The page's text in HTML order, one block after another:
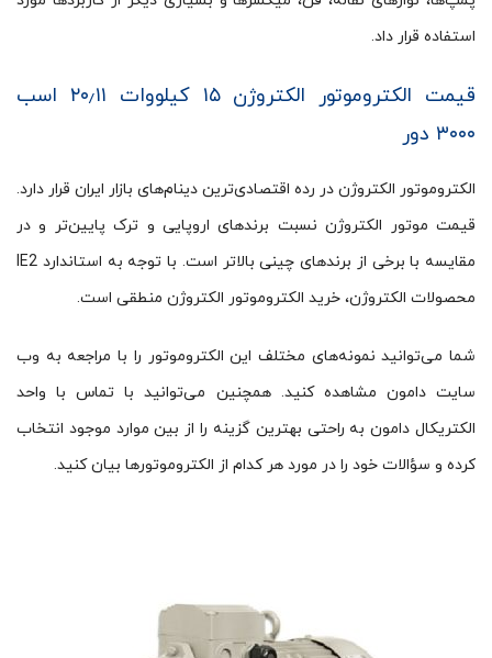
استفاده قرار داد.
قیمت الکتروموتور الکتروژن ۱۵ کیلووات ۲۰٫۱۱ اسب
۳۰۰۰ دور
الکتروموتور الکتروژن در رده اقتصادی‌ترین دینام‌های بازار ایران قرار دارد.
قیمت موتور الکتروژن نسبت برندهای اروپایی و ترک پایین‌تر و در
مقایسه با برخی از برندهای چینی بالاتر است. با توجه به استاندارد IE2
محصولات الکتروژن، خرید الکتروموتور الکتروژن منطقی است.
شما می‌توانید نمونه‌های مختلف این الکتروموتور را با مراجعه به وب
سایت دامون مشاهده کنید. همچنین می‌توانید با تماس با واحد
الکتریکال دامون به راحتی بهترین گزینه را از بین موارد موجود انتخاب
کرده و سؤالات خود را در مورد هر کدام از الکتروموتورها بیان کنید.